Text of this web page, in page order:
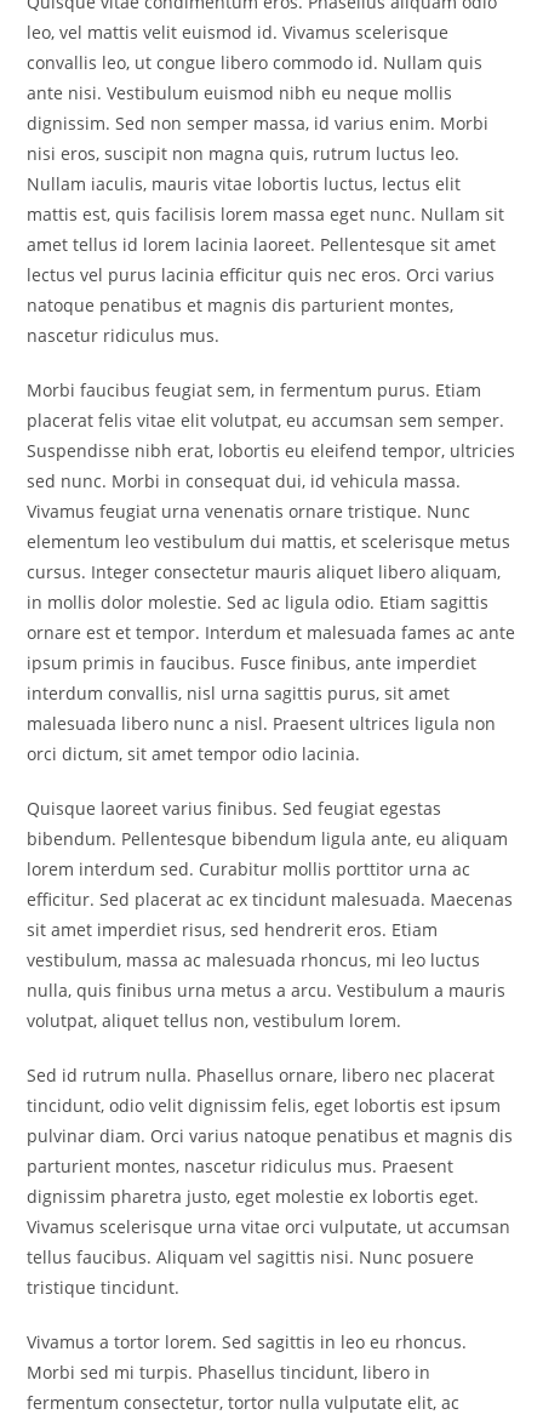
leo, vel mattis velit euismod id. Vivamus scelerisque
convallis leo, ut congue libero commodo id. Nullam quis
ante nisi. Vestibulum euismod nibh eu neque mollis
dignissim. Sed non semper massa, id varius enim. Morbi
nisi eros, suscipit non magna quis, rutrum luctus leo.
Nullam iaculis, mauris vitae lobortis luctus, lectus elit
mattis est, quis facilisis lorem massa eget nunc. Nullam sit
amet tellus id lorem lacinia laoreet. Pellentesque sit amet
lectus vel purus lacinia efficitur quis nec eros. Orci varius
natoque penatibus et magnis dis parturient montes,
nascetur ridiculus mus.
Morbi faucibus feugiat sem, in fermentum purus. Etiam
placerat felis vitae elit volutpat, eu accumsan sem semper.
Suspendisse nibh erat, lobortis eu eleifend tempor, ultricies
sed nunc. Morbi in consequat dui, id vehicula massa.
Vivamus feugiat urna venenatis ornare tristique. Nunc
elementum leo vestibulum dui mattis, et scelerisque metus
cursus. Integer consectetur mauris aliquet libero aliquam,
in mollis dolor molestie. Sed ac ligula odio. Etiam sagittis
ornare est et tempor. Interdum et malesuada fames ac ante
ipsum primis in faucibus. Fusce finibus, ante imperdiet
interdum convallis, nisl urna sagittis purus, sit amet
malesuada libero nunc a nisl. Praesent ultrices ligula non
orci dictum, sit amet tempor odio lacinia.
Quisque laoreet varius finibus. Sed feugiat egestas
bibendum. Pellentesque bibendum ligula ante, eu aliquam
lorem interdum sed. Curabitur mollis porttitor urna ac
efficitur. Sed placerat ac ex tincidunt malesuada. Maecenas
sit amet imperdiet risus, sed hendrerit eros. Etiam
vestibulum, massa ac malesuada rhoncus, mi leo luctus
nulla, quis finibus urna metus a arcu. Vestibulum a mauris
volutpat, aliquet tellus non, vestibulum lorem.
Sed id rutrum nulla. Phasellus ornare, libero nec placerat
tincidunt, odio velit dignissim felis, eget lobortis est ipsum
pulvinar diam. Orci varius natoque penatibus et magnis dis
parturient montes, nascetur ridiculus mus. Praesent
dignissim pharetra justo, eget molestie ex lobortis eget.
Vivamus scelerisque urna vitae orci vulputate, ut accumsan
tellus faucibus. Aliquam vel sagittis nisi. Nunc posuere
tristique tincidunt.
Vivamus a tortor lorem. Sed sagittis in leo eu rhoncus.
Morbi sed mi turpis. Phasellus tincidunt, libero in
fermentum consectetur, tortor nulla vulputate elit, ac